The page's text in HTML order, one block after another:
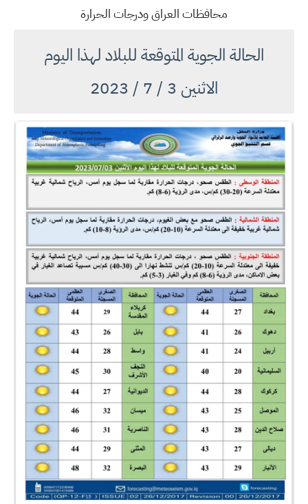
محافظات العراق ودرجات الحرارة
الحالة الجوية المتوقعة للبلاد لهذا اليوم
الاثنين 3 / 7 / 2023